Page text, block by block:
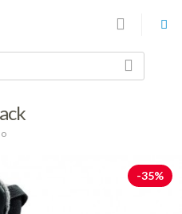
-35%